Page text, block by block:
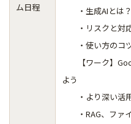
ム日程
・生成AIとは？
・リスクと対
・使い方のコツ
【ワーク】
よう
・より深い活
・RAG、ファイ